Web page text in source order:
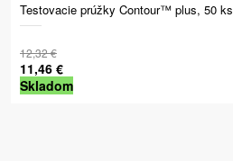
Testovacie prúžky Contour™ plus, 50 ks
12,32 €
11,46 €
Skladom